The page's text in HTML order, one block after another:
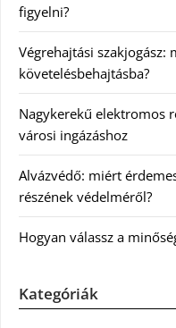
figyelni?
Végrehajtási
követelésbehajtásba?
Nagykerekű elektromos
városi ingázáshoz
Alvázvédő: miért
részének védelméről?
Hogyan válassz a
Kategóriák